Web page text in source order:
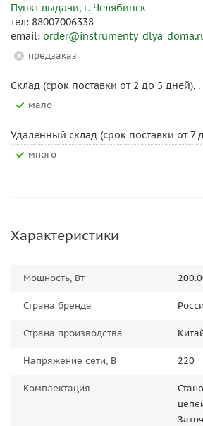
Пункт выдачи, г. Челябинск
тел: 88007006338
email: order@instrumenty-dlya-
Предзаказ
Склад (срок поставки от 2 до 5 дней), .
Мало
Удаленный склад (срок поставки от 7
Много
Характеристики
Мощность, Вт
Страна бренда
Страна производства
Напряжение сети, В 220
Комплектация